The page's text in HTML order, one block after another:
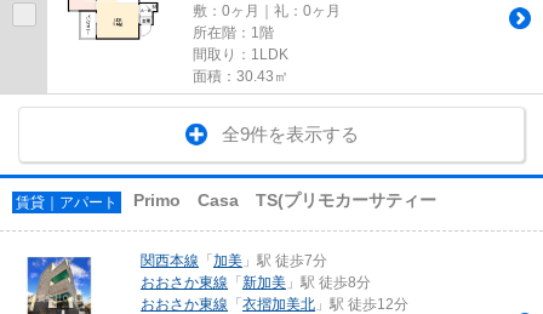
敷：0ヶ月｜礼：0ヶ月
所在階：1階
間取り：1LDK
面積：30.43㎡
全9件を表示する
賃貸｜アパート Primo Casa TS(プリモカーサティー
関西本線 「加美 」駅 徒歩7分
おおさか東線 「新加美 」駅 徒歩8分
おおさか東線 「衣摺加美北 」駅 徒歩12分